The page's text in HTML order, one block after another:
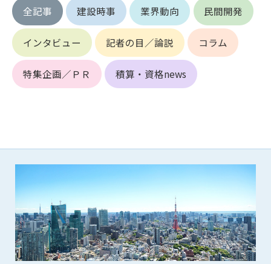
全記事 建設時事 業界動向 民間開発
インタビュー 記者の目／論説 コラム
特集企画／ＰＲ 積算・資格news
ん。
3. 会員は、IDおよびパスワードの管理不十分、使用上の過誤、
第三者（他の会員を含む）の使用等による損害について責任
を負うものとし、管理者は一切責任を負いません。
第6条（会員の禁止事項）
1. 会員は建設資料館WEB上で以下の行為をしないものとしま
(4) 有害なコンピュータプログラム等を送信又は書き込む行為
(5) 第三者に不利益を与える行為
(6) 管理者が承認していない営利を目的とした行為
(7) 公序良俗に反する行為
(8) 犯罪的行為に結びつく行為
(9) その他、法律に反する行為